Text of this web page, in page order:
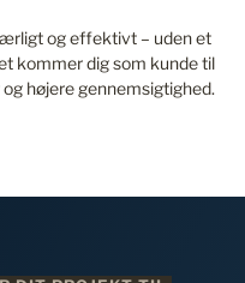
og effektivt – uden et
kommer dig som kunde til
højere gennemsigtighed.